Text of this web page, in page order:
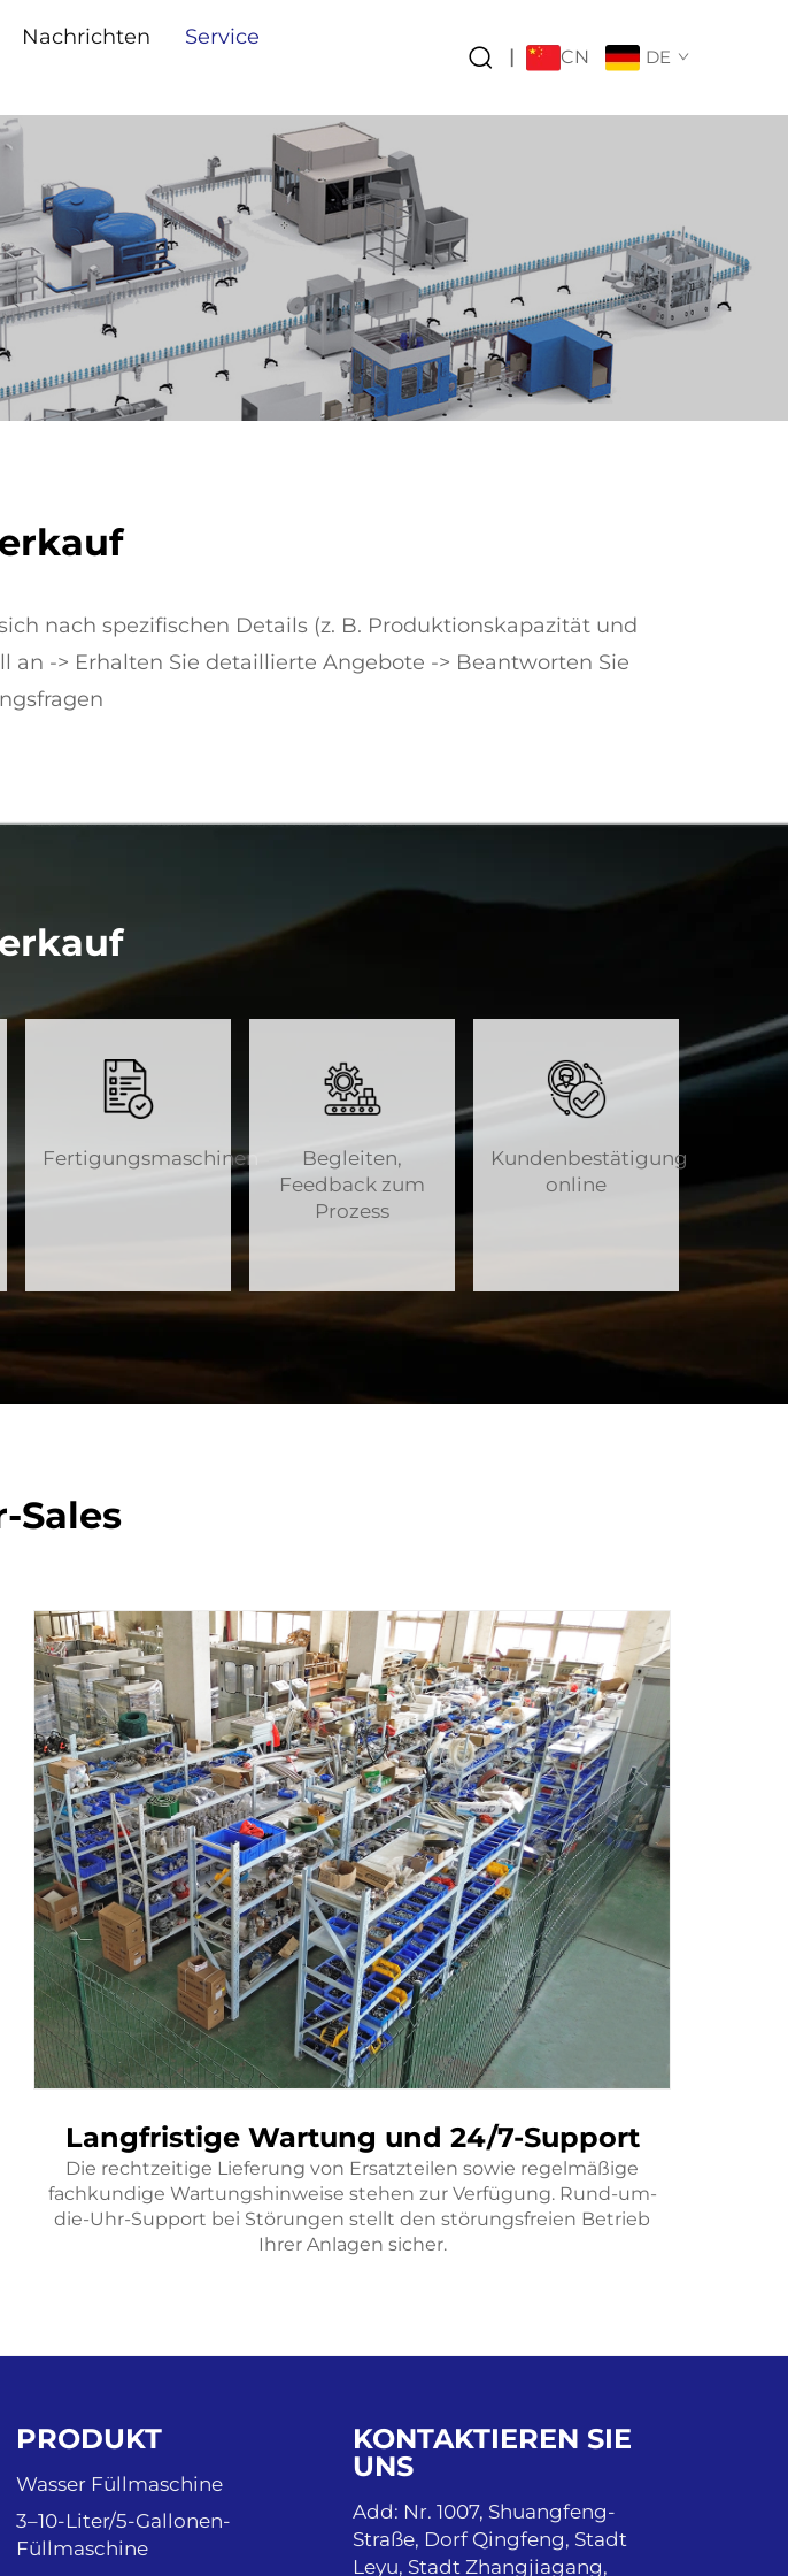
Nachrichten
Service
| CN DE
nach spezifischen Details (z. B. Produktionskapazität und
an -> Erhalten Sie detaillierte Angebote -> Beantworten Sie
Fertigungsmaschinen
Begleiten,
Feedback zum
Prozess
Kundenbestätigung
online
Sales
Langfristige Wartung und 24/7-Support
Die rechtzeitige Lieferung von Ersatzteilen sowie regelmäßige
fachkundige Wartungshinweise stehen zur Verfügung. Rund-um-
die-Uhr-Support bei Störungen stellt den störungsfreien Betrieb
Ihrer Anlagen sicher.
PRODUKT
Wasser Füllmaschine
3–10-Liter/5-Gallonen-
Füllmaschine
KONTAKTIEREN SIE
UNS
Add: Nr. 1007, Shuangfeng-
Straße, Dorf Qingfeng, Stadt
Leyu, Stadt Zhangjiagang,